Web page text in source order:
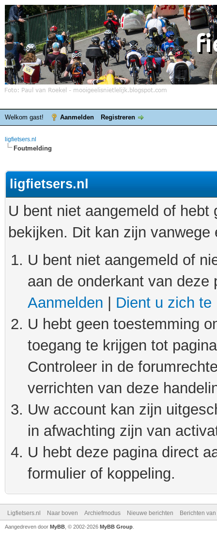
Welkom gast! Aanmelden Registreren
ligfietsers.nl
Foutmelding
ligfietsers.nl
U bent niet aangemeld of
bekijken. Dit kan zijn
U bent niet aangemeld of
aan de onderkant van
Aanmelden
Dient u zich te
U hebt geen toestemming
toegang te krijgen tot
Controleer in de
verrichten van deze
Uw account kan zijn
in afwachting zijn van
U hebt deze pagina direct
formulier of koppeling.
Ligfietsers.nl Naar boven Archiefmodus Nieuwe berichten Berichten
Aangedreven door MyBB , © 2002-2026 MyBB Group